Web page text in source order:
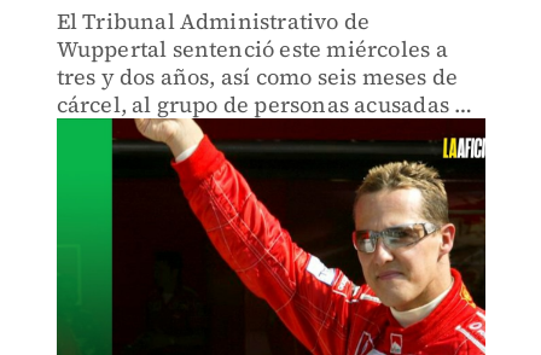
El Tribunal Administrativo de
Wuppertal sentenció este miércoles a
tres y dos años, así como seis meses de
cárcel, al grupo de personas acusadas de
intentar extorsionar a la familia del
icónico piloto de Fórmula 1